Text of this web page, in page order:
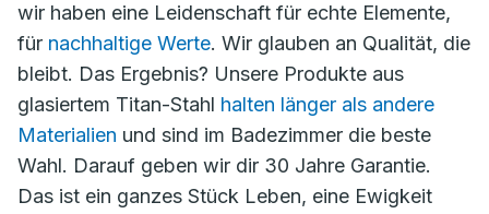
wir haben eine Leidenschaft für echte Elemente,
für nachhaltige Werte. Wir glauben an Qualität, die
bleibt. Das Ergebnis? Unsere Produkte aus
glasiertem Titan-Stahl halten länger als andere
Materialien und sind im Badezimmer die beste
Wahl. Darauf geben wir dir 30 Jahre Garantie.
Das ist ein ganzes Stück Leben, eine Ewigkeit